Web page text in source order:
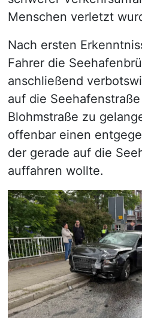
Menschen verletzt
Nach ersten
Fahrer die
anschließend
auf die
Blohmstraße zu
offenbar einen
der gerade auf die
auffahren wollte.